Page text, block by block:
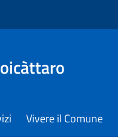
Vivere il Comune